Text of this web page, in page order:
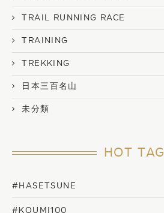
TRAIL RUNNING RACE
TRAINING
TREKKING
日本三百名山
未分類
HOT TAG
#HASETSUNE
#KOUMI100